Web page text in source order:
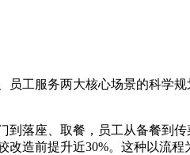
工服务两大核心场景的科学
落座、取餐，员工从备餐到
造前提升近30%。这种以流